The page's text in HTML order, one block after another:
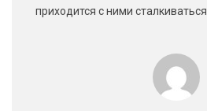
приходится с ними сталкиваться.